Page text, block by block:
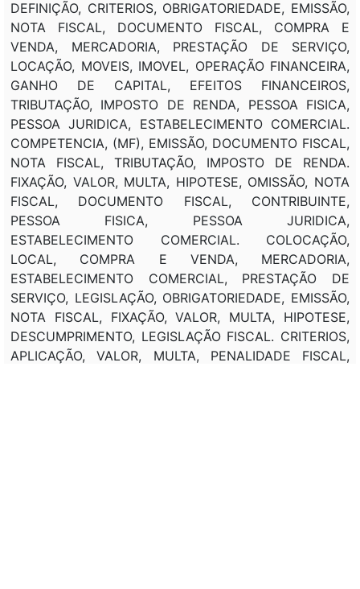
DEFINIÇÃO, CRITERIOS, OBRIGATORIEDADE, EMISSÃO,
NOTA FISCAL, DOCUMENTO FISCAL, COMPRA E
VENDA, MERCADORIA, PRESTAÇÃO DE SERVIÇO,
LOCAÇÃO, MOVEIS, IMOVEL, OPERAÇÃO FINANCEIRA,
GANHO DE CAPITAL, EFEITOS FINANCEIROS,
TRIBUTAÇÃO, IMPOSTO DE RENDA, PESSOA FISICA,
PESSOA JURIDICA, ESTABELECIMENTO COMERCIAL.
COMPETENCIA, (MF), EMISSÃO, DOCUMENTO FISCAL,
NOTA FISCAL, TRIBUTAÇÃO, IMPOSTO DE RENDA.
FIXAÇÃO, VALOR, MULTA, HIPOTESE, OMISSÃO, NOTA
FISCAL, DOCUMENTO FISCAL, CONTRIBUINTE,
PESSOA FISICA, PESSOA JURIDICA,
ESTABELECIMENTO COMERCIAL. COLOCAÇÃO,
LOCAL, COMPRA E VENDA, MERCADORIA,
ESTABELECIMENTO COMERCIAL, PRESTAÇÃO DE
SERVIÇO, LEGISLAÇÃO, OBRIGATORIEDADE, EMISSÃO,
NOTA FISCAL, FIXAÇÃO, VALOR, MULTA, HIPOTESE,
DESCUMPRIMENTO, LEGISLAÇÃO FISCAL. CRITERIOS,
APLICAÇÃO, VALOR, MULTA, PENALIDADE FISCAL,